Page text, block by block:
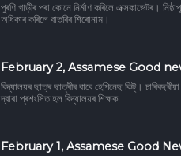
পুৰণি গাড়ীৰ পৰা কোনে নিৰ্মাণ কৰিলে এক্সকাভেটৰ।
অধিকাৰ কৰিলে বাতৰিৰ শিৰোনাম।
February 2, Assamese Good
বিদ্যালয়ৰ ছাত্ৰ ছাত্ৰীৰ বাবে হেপিনেছ কিট্।
দ্বাৰা প্ৰশংসিত হল বিদ্যালয়ৰ শিক্ষক
February 1, Assamese Good